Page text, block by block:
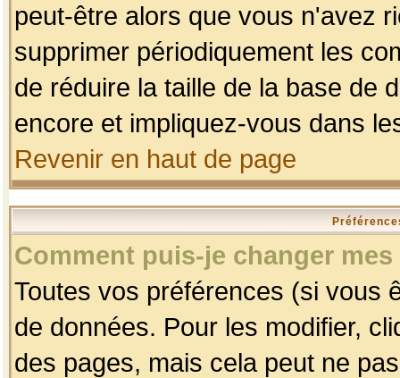
peut-être alors que vous n'avez
supprimer périodiquement les
de réduire la taille de la base de
encore et impliquez-vous dans
Revenir en haut de page
Comment puis-je changer
Toutes vos préférences (si vous
de données. Pour les modifier,
des pages, mais cela peut ne